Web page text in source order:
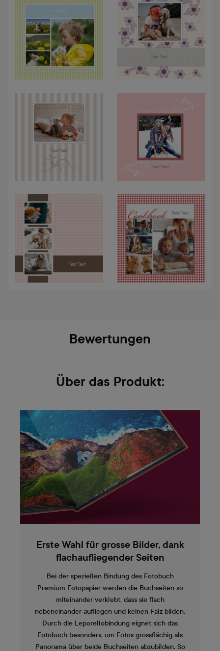
Bewertungen
Über das Produkt:
Erste Wahl für grosse Bilder, dank
flachaufliegender Seiten
Bei der speziellen Bindung des Fotobuch
Premium Fotopapier werden die Buchseiten so
miteinander verklebt, dass sie flach
nebeneinander aufliegen und keinen Falz bilden.
Durch die Leporellobindung eignet sich das
Fotobuch besonders, um Fotos grossflächig als
Panorama über beide Buchseiten abzubilden. So